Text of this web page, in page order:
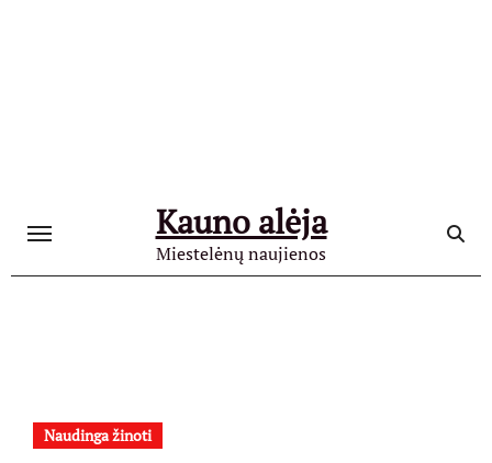
Kauno alėja
Miestelėnų naujienos
Naudinga žinoti